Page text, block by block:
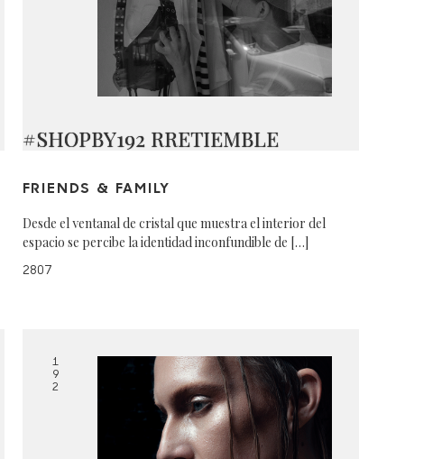
#SHOPBY192 RRETIEMBLE
FRIENDS & FAMILY
Desde el ventanal de cristal que muestra el interior del
espacio se percibe la identidad inconfundible de […]
2807
1
9
2